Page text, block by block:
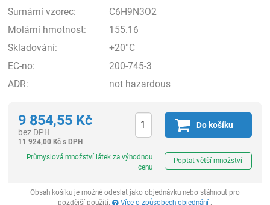
Sumární vzorec:
C6H9N3O2
Molární hmotnost:
155.16
Skladování:
+20°C
EC-no:
200-745-3
ADR:
not hazardous
9 854,55 Kč
bez DPH
11 924,00Kč s DPH
Do košíku
Průmyslová množství látek za výhodnou
cenu
Poptat větší množství
Obsah košíku je možné odeslat jako objednávku nebo stáhnout pro
pozdější použití.
Více o způsobech objednání .